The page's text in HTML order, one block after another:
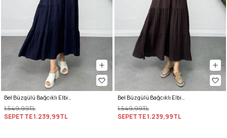
Bel Büzgülü Bağcıklı Elbise 0081 - LACİVERT
1.549,99TL
SEPETTE1.239,99TL
Bel Büzgülü Bağcıklı Elbise 0081 - KAHVERENGİ
1.549,99TL
SEPETTE1.239,99TL